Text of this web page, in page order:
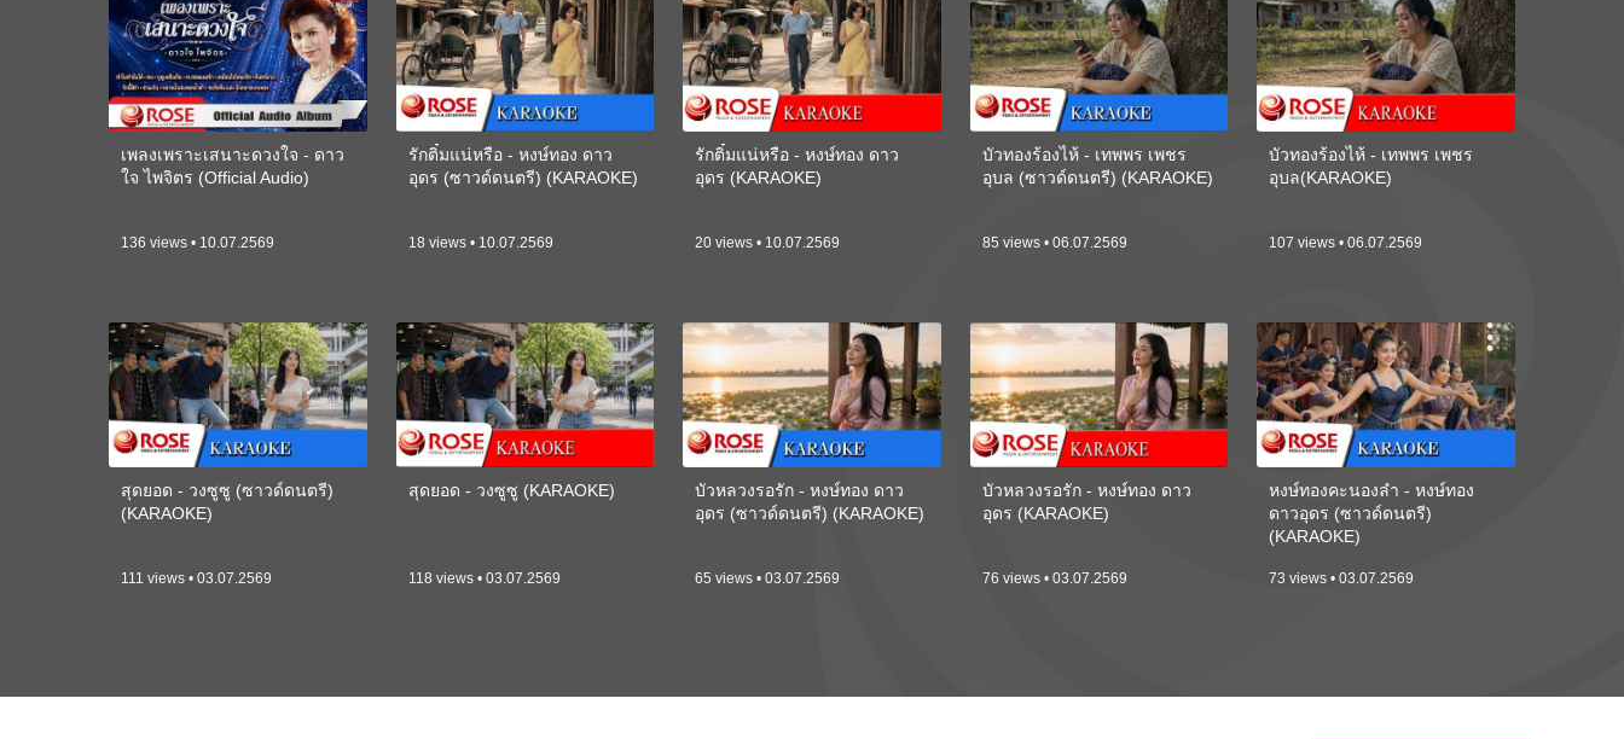
เพลงเพราะเสนาะดวงใจ - ดาว
ใจ ไพจิตร (Official Audio)
136 views • 10.07.2569
รักติ๋มแน่หรือ - หงษ์ทอง ดาว
อุดร (ซาวด์ดนตรี) (KARAOKE)
18 views • 10.07.2569
รักติ๋มแน่หรือ - หงษ์ทอง ดาว
อุดร (KARAOKE)
20 views • 10.07.2569
บัวทองร้องไห้ - เทพพร เพชร
อุบล (ซาวด์ดนตรี) (KARAOKE)
85 views • 06.07.2569
บัวทองร้องไห้ - เทพพร เพชร
อุบล(KARAOKE)
107 views • 06.07.2569
สุดยอด - วงซูซู (ซาวด์ดนตรี)
(KARAOKE)
111 views • 03.07.2569
สุดยอด - วงซูซู (KARAOKE)
118 views • 03.07.2569
บัวหลวงรอรัก - หงษ์ทอง ดาว
อุดร (ซาวด์ดนตรี) (KARAOKE)
65 views • 03.07.2569
บัวหลวงรอรัก - หงษ์ทอง ดาว
อุดร (KARAOKE)
76 views • 03.07.2569
หงษ์ทองคะนองลำ - หงษ์ทอง
ดาวอุดร (ซาวด์ดนตรี)
(KARAOKE)
73 views • 03.07.2569